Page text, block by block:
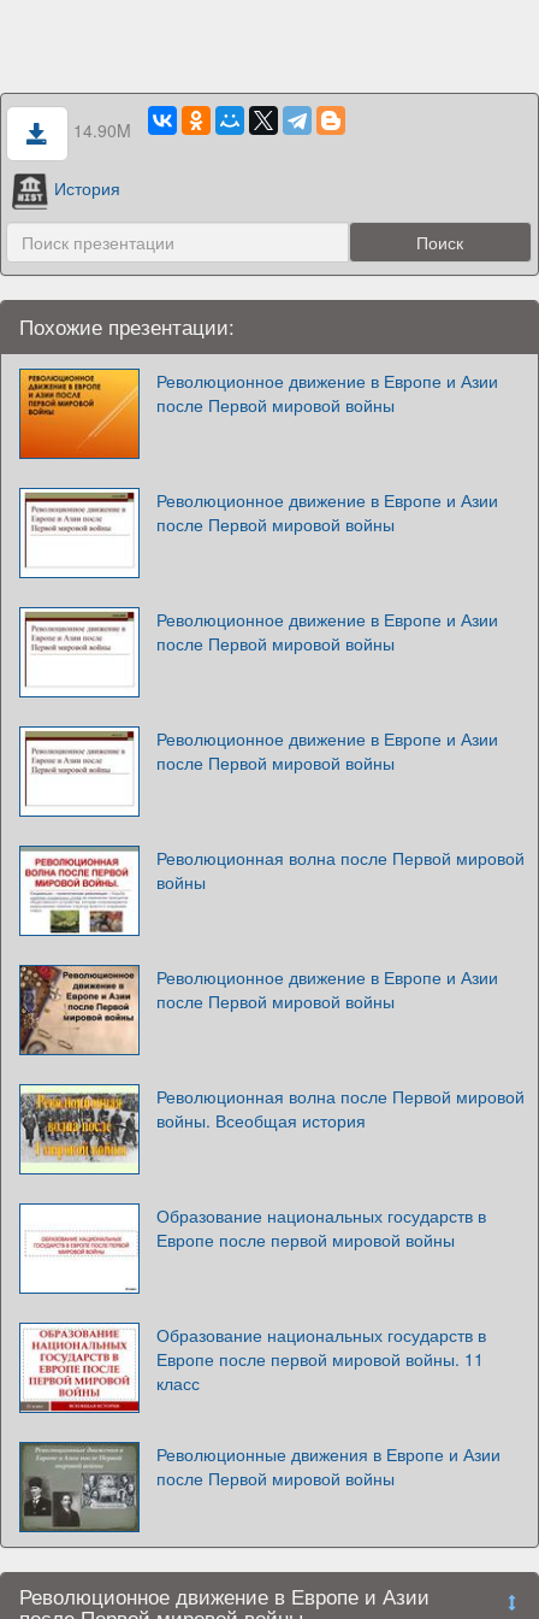
14.90M
История
Похожие презентации:
Революционное движение в Европе и Азии
после Первой мировой войны
Революционное движение в Европе и Азии
после Первой мировой войны
Революционное движение в Европе и Азии
после Первой мировой войны
Революционное движение в Европе и Азии
после Первой мировой войны
Революционная волна после Первой мировой
войны
Революционное движение в Европе и Азии
после Первой мировой войны
Революционная волна после Первой мировой
войны. Всеобщая история
Образование национальных государств в
Европе после первой мировой войны
Образование национальных государств в
Европе после первой мировой войны. 11
класс
Революционные движения в Европе и Азии
после Первой мировой войны
Революционное движение в Европе и Азии